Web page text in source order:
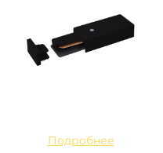
Подробнее